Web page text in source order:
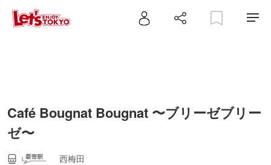
Café Bougnat Bougnat 〜ブリーゼブリー
ゼ〜
西梅田